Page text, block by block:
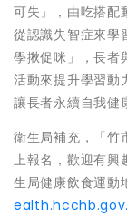
可失」，由吃搭配
從認識失智症來學
學揪促咪」，長者
活動來提升學習動
讓長者永續自我健
衛生局補充，「竹
上報名，歡迎有興
生局健康飲食運動